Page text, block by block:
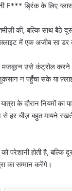
F*** ड्रिंक के लिए ग्लास
की, बल्कि साथ बैठे
फ़्लाइट में एक अजीब सा डर
मजबूरन उसे कंट्रोल करने
न पहुँचा सके या
यात्रा के दौरान नियमों
से हर चीज़ बहुत मायने
होती है, बल्कि
का सम्मान करेंगे।